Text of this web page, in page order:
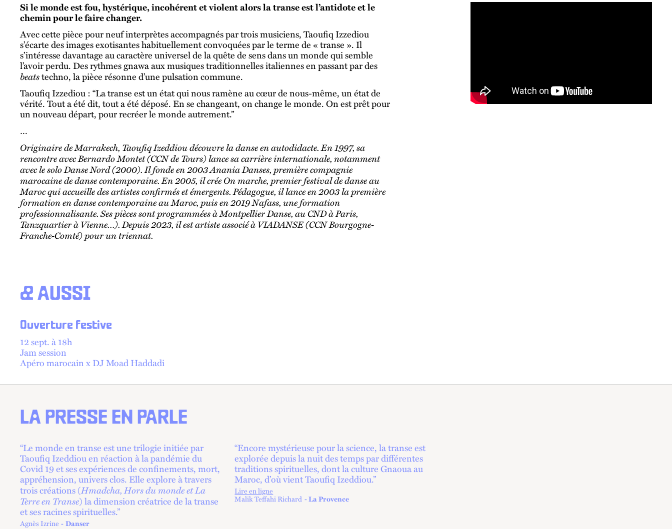
Si le monde est fou, hystérique, incohérent et violent alors la transe est l’antidote et le
chemin pour le faire changer.
Avec cette pièce pour neuf interprètes accompagnés par trois musiciens, Taoufiq Izzediou
s’écarte des images exotisantes habituellement convoquées par le terme de « transe ». Il
s’intéresse davantage au caractère universel de la quête de sens dans un monde qui semble
l’avoir perdu. Des rythmes gnawa aux musiques traditionnelles italiennes en passant par des
beatstechno, la pièce résonne d’une pulsation commune.
Taoufiq Izzediou : “La transe est un état qui nous ramène au cœur de nous-même, un état de
vérité. Tout a été dit, tout a été déposé. En se changeant, on change le monde. On est prêt pour
un nouveau départ, pour recréer le monde autrement.”
…
Originaire de Marrakech, Taoufiq Izeddiou découvre la danse en autodidacte. En 1997, sa
rencontre avec Bernardo Montet (CCN de Tours) lance sa carrière internationale, notamment
avec le solo Danse Nord (2000). Il fonde en 2003 Anania Danses, première compagnie
marocaine de danse contemporaine. En 2005, il crée On marche, premier festival de danse au
Maroc qui accueille des artistes confirmés et émergents. Pédagogue, il lance en 2003 la première
formation en danse contemporaine au Maroc, puis en 2019 Nafass, une formation
professionnalisante. Ses pièces sont programmées à Montpellier Danse, au CND à Paris,
Tanzquartier à Vienne…). Depuis 2023, il est artiste associé à VIADANSE (CCN Bourgogne-
Franche-Comté) pour un triennat.
& AUSSI
Ouverture festive
12 sept. à 18h
Jam session
Apéro marocain x DJ Moad Haddadi
LA PRESSE EN PARLE
“Le monde en transe est une trilogie initiée par
Taoufiq Izeddiou en réaction à la pandémie du
Covid 19 et ses expériences de confinements, mort,
appréhension, univers clos. Elle explore à travers
trois créations (Hmadcha, Hors du monde et La
Terre en Transe) la dimension créatrice de la transe
et ses racines spirituelles.”
Agnès Izrine Danser
“Encore mystérieuse pour la science, la transe est
explorée depuis la nuit des temps par différentes
traditions spirituelles, dont la culture Gnaoua au
Maroc, d’où vient Taoufiq Izeddiou.”
Lire en ligne
Malik Teffahi Richard
La Provence